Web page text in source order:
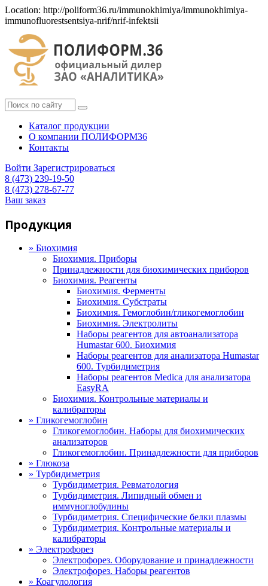
Location: http://poliform36.ru/immunokhimiya/immunokhimiya-
immunofluorestsentsiya-nrif/nrif-infektsii
Каталог продукции
О компании ПОЛИФОРМ36
Контакты
Войти Зарегистрироваться
8 (473) 239-19-50
8 (473) 278-67-77
Ваш заказ
Продукция
» Биохимия
Биохимия. Приборы
Принадлежности для биохимических приборов
Биохимия. Реагенты
Биохимия. Ферменты
Биохимия. Субстраты
Биохимия. Гемоглобин/гликогемоглобин
Биохимия. Электролиты
Наборы реагентов для автоанализатора
Humastar 600. Биохимия
Наборы реагентов для анализатора Humastar
600. Турбидиметрия
Наборы реагентов Medica для анализатора
EasyRA
Биохимия. Контрольные материалы и
калибраторы
» Гликогемоглобин
Гликогемоглобин. Наборы для биохимических
анализаторов
Гликогемоглобин. Принадлежности для приборов
» Глюкоза
» Турбидиметрия
Турбидиметрия. Ревматология
Турбидиметрия. Липидный обмен и
иммуноглобулины
Турбидиметрия. Специфические белки плазмы
Турбидиметрия. Контрольные материалы и
калибраторы
» Электрофорез
Электрофорез. Оборудование и принадлежности
Электрофорез. Наборы реагентов
» Коагулология